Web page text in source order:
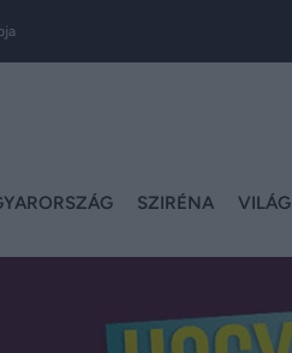
SZIRÉNA VILÁG